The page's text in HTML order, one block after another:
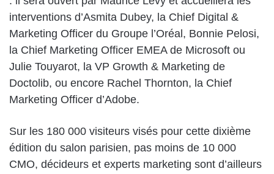
interventions d’Asmita Dubey, la Chief Digital &
Marketing Officer du Groupe l’Oréal, Bonnie Pelosi,
la Chief Marketing Officer EMEA de Microsoft ou
Julie Touyarot, la VP Growth & Marketing de
Doctolib, ou encore Rachel Thornton, la Chief
Marketing Officer d’Adobe.
Sur les 180 000 visiteurs visés pour cette dixième
édition du salon parisien, pas moins de 10 000
CMO, décideurs et experts marketing sont d’ailleurs